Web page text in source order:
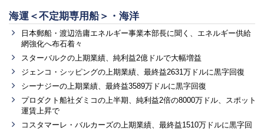
海運＜不定期専用船＞・海洋
日本郵船・渡辺浩庸エネルギー事業本部長に聞く、エネルギー供給
網強化へ布石着々
スターバルクの上期業績、純利益2億ドルで大幅増益
ジェンコ・シッピングの上期業績、最終益2631万ドルに黒字回復
シーナジーの上期業績、最終益3589万ドルに黒字回復
プロダクト船社ダミコの上半期、純利益2倍の8000万ドル、スポット
運賃上昇で
コスタマーレ・バルカーズの上期業績、最終益1510万ドルに黒字回